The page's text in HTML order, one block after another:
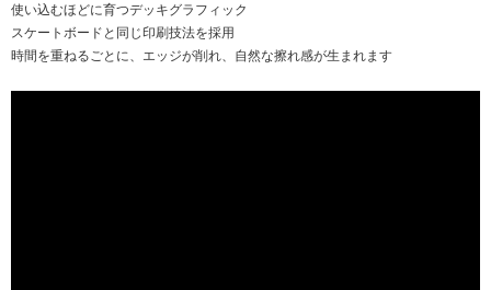
使い込むほどに育つデッキグラフィック
スケートボードと同じ印刷技法を採用
時間を重ねるごとに、エッジが削れ、自然な擦れ感が生まれます